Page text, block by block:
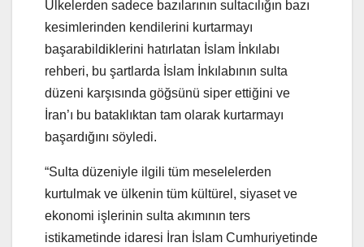
Ülkelerden sadece bazılarının sultacılığın bazı
kesimlerinden kendilerini kurtarmayı
başarabildiklerini hatırlatan İslam İnkılabı
rehberi, bu şartlarda İslam İnkılabının sulta
düzeni karşısında göğsünü siper ettiğini ve
İran’ı bu bataklıktan tam olarak kurtarmayı
başardığını söyledi.
“Sulta düzeniyle ilgili tüm meselelerden
kurtulmak ve ülkenin tüm kültürel, siyaset ve
ekonomi işlerinin sulta akımının ters
istikametinde idaresi İran İslam Cumhuriyetinde